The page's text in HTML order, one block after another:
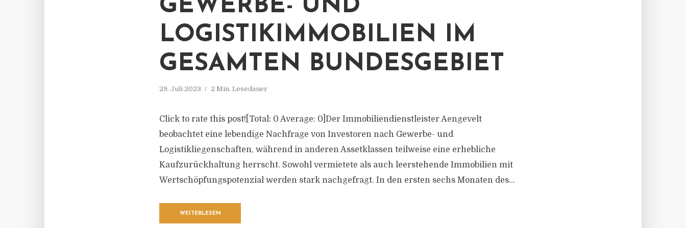
GEWERBE- UND
LOGISTIKIMMOBILIEN IM
GESAMTEN BUNDESGEBIET
29. Juli 2023 2 Min. Lesedauer
Click to rate this post![Total: 0 Average: 0]Der Immobiliendienstleister Aengevelt
beobachtet eine lebendige Nachfrage von Investoren nach Gewerbe- und
Logistikliegenschaften, während in anderen Assetklassen teilweise eine erhebliche
Kaufzurückhaltung herrscht. Sowohl vermietete als auch leerstehende Immobilien mit
Wertschöpfungspotenzial werden stark nachgefragt. In den ersten sechs Monaten des...
WEITERLESEN